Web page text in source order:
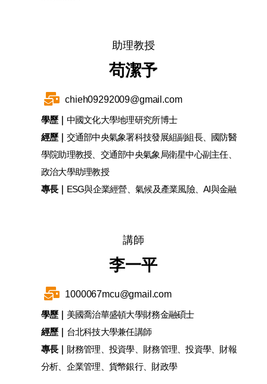
助理教授
苟潔予
chieh09292009@gmail.com
學歷｜ 中國文化大學地理研究所博士
經歷｜ 交通部中央氣象署科技發展組副組長、國防醫
學院助理教授、交通部中央氣象局衛星中心副主任、
政治大學助理教授
專長｜
ESG與企業經營、氣候及產業風險、AI與金融
講師
李一平
1000067mcu@gmail.com
學歷｜ 美國喬治華盛頓大學財務金融碩士
經歷｜ 台北科技大學兼任講師
專長｜ 財務管理、投資學、財務管理、投資學、財報
分析、企業管理、貨幣銀行、財政學